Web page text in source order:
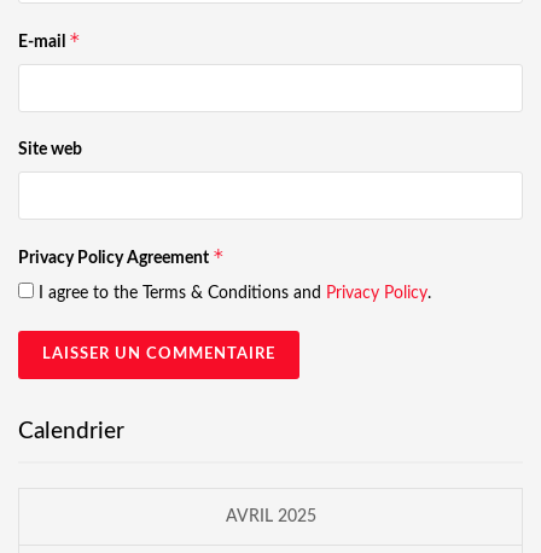
E-mail *
Site web
Privacy Policy Agreement *
I agree to the Terms & Conditions and Privacy Policy.
Calendrier
AVRIL 2025